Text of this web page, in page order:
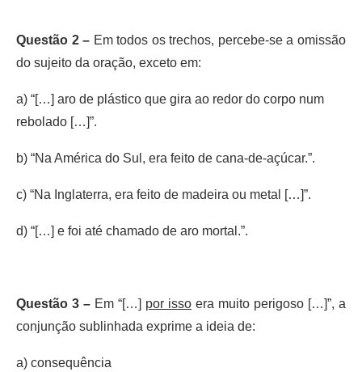
Questão 2 – Em todos os trechos, percebe-se a omissão
do sujeito da oração, exceto em:
a) “[…] aro de plástico que gira ao redor do corpo num
rebolado […]”.
b) “Na América do Sul, era feito de cana-de-açúcar.”.
c) “Na Inglaterra, era feito de madeira ou metal […]”.
d) “[…] e foi até chamado de aro mortal.”.
Questão 3 – Em “[…] por isso era muito perigoso […]”, a
conjunção sublinhada exprime a ideia de:
a) consequência